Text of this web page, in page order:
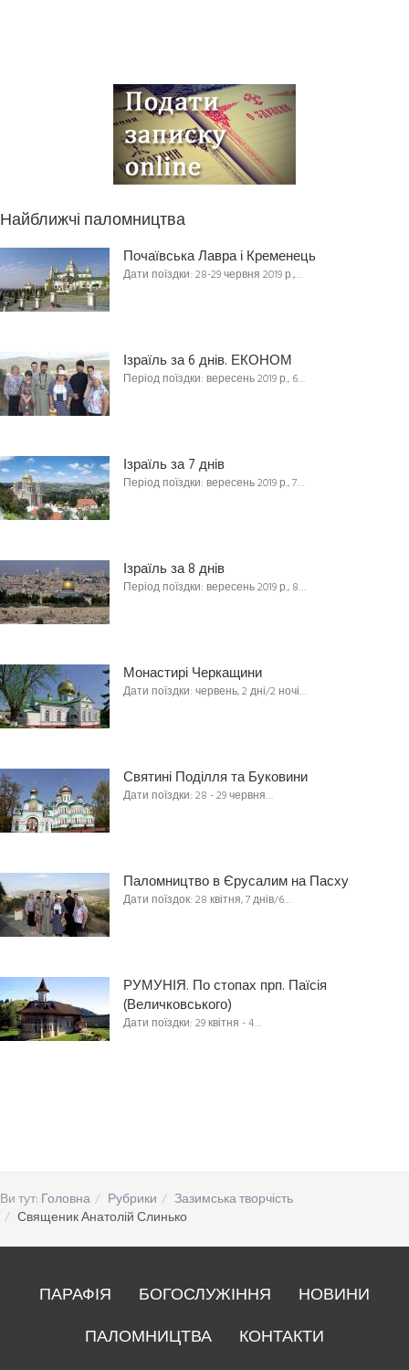
Найближчі паломництва
Почаївська Лавра і Кременець
Дати поїздки: 28-29 червня 2019 р.,…
Ізраїль за 6 днів. ЕКОНОМ
Період поїздки: вересень 2019 р., 6…
Ізраїль за 7 днів
Період поїздки: вересень 2019 р., 7…
Ізраїль за 8 днів
Період поїздки: вересень 2019 р., 8…
Монастирі Черкащини
Дати поїздки: червень, 2 дні/2 ночі…
Святині Поділля та Буковини
Дати поїздки: 28 - 29 червня…
Паломництво в Єрусалим на Пасху
Дати поїздок: 28 квітня, 7 днів/6…
РУМУНІЯ. По стопах прп. Паїсія
(Величковського)
Дати поїздки: 29 квітня - 4…
Ви тут: Головна Рубрики
Зазимська творчість
Священик Анатолій Слинько
ПАРАФІЯ БОГОСЛУЖІННЯ
НОВИНИ
ПАЛОМНИЦТВА
КОНТАКТИ